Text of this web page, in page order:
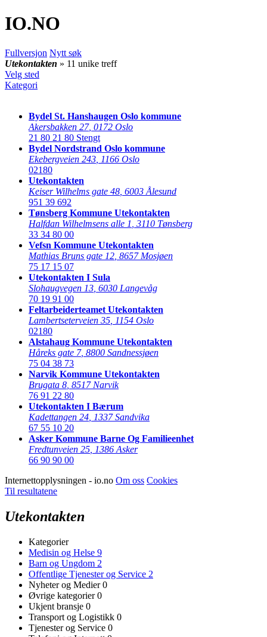
IO.NO
Fullversjon Nytt søk
Utekontakten » 11 unike treff
Velg sted
Kategori
Bydel St. Hanshaugen Oslo kommune
Akersbakken 27, 0172 Oslo
21 80 21 80 Stengt
Bydel Nordstrand Oslo kommune
Ekebergveien 243 1166 Oslo
02180
Utekontakten
Keiser Wilhelms gate 48 6003 Ålesund
951 39 692
Tønsberg Kommune Utekontakten
Halfdan Wilhelmsens alle 1 3110 Tønsberg
33 34 80 00
Vefsn Kommune Utekontakten
Mathias Bruns gate 12 8657 Mosjøen
75 17 15 07
Utekontakten I Sula
Slohaugvegen 13 6030 Langevåg
70 19 91 00
Feltarbeiderteamet Utekontakten
Lambertseterveien 35 1154 Oslo
02180
Alstahaug Kommune Utekontakten
Håreks gate 7, 8800 Sandnessjøen
75 04 38 73
Narvik Kommune Utekontakten
Brugata 8 8517 Narvik
76 91 22 80
Utekontakten I Bærum
Kadettangen 24 1337 Sandvika
67 55 10 20
Asker Kommune Barne Og Familieenhet
Fredtunveien 25 1386 Asker
66 90 90 00
Internettopplysningen - io.no Om oss Cookies
Til resultatene
Utekontakten
Kategorier
Medisin og Helse 9
Barn og Ungdom 2
Offentlige Tjenester og Service 2
Nyheter og Medier0
Øvrige kategorier0
Ukjent bransje 0
Transport og Logistikk 0
Tjenester og Service 0